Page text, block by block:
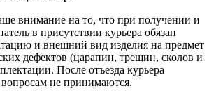
внимание на то, что при получении и
в присутствии курьера обязан
и внешний вид изделия на предмет
дефектов (царапин, трещин, сколов и
После отъезда курьера
не принимаются.